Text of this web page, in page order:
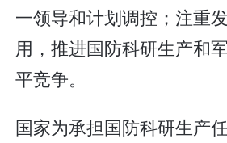
一领导和计划调控；注重
用，推进国防科研生产和
平竞争。
国家为承担国防科研生产